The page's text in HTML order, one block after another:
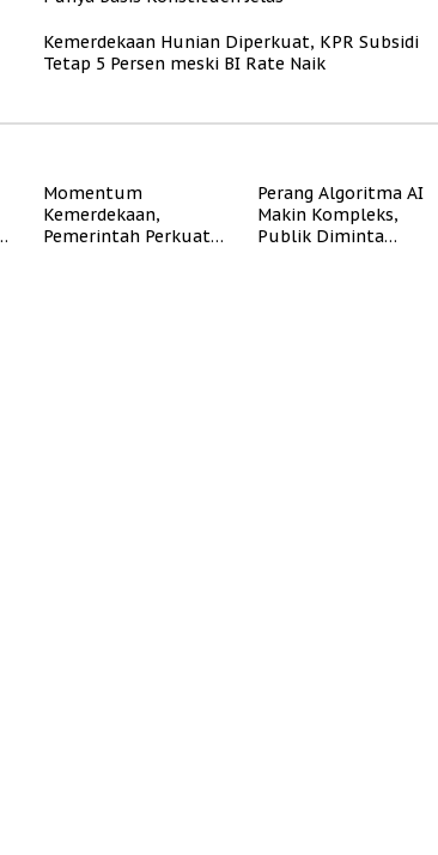
Kemerdekaan Hunian Diperkuat, KPR Subsidi
Tetap 5 Persen meski BI Rate Naik
Momentum
Kemerdekaan,
Pemerintah Perkuat
Perang Algoritma AI
Makin Kompleks,
Publik Diminta